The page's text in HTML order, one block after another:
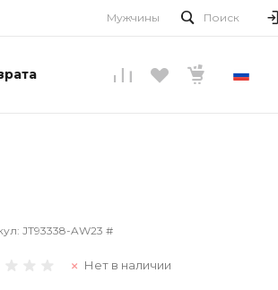
Мужчины Поиск
JT93338-AW23 #
Нет в наличии